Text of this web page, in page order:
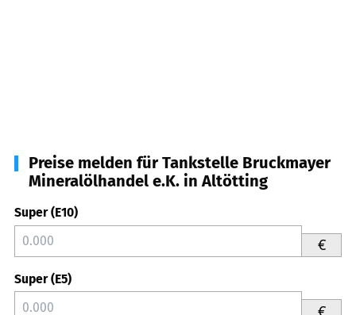
Preise melden für Tankstelle Bruckmayer
Mineralölhandel e.K. in Altötting
Super (E10)
€
Super (E5)
€